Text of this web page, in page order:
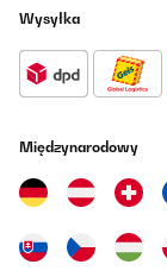
Wysyłka
Międzynarodowy